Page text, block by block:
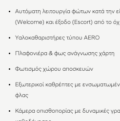
Αυτόματη λειτουργία φώτων κατά την
(Welcome) και έξοδο (Escort) από το
Υαλοκαθαριστήρες τύπου AERO
Πλαφονιέρα & φως ανάγνωσης χάρτη
Φωτισμός χώρου αποσκευών
Εξωτερικοί καθρέπτες με
φλας
Κάμερα οπισθοπορίας με δυναμικές